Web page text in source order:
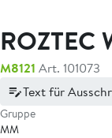
ROZTEC
M8121 Art. 101073
Text für
Gruppe
MM